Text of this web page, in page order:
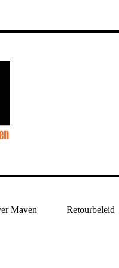
Maven Retourbeleid